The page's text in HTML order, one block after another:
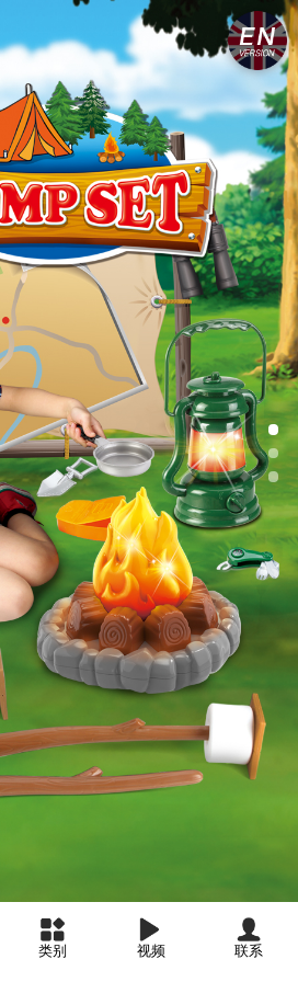
类别 视频 联系